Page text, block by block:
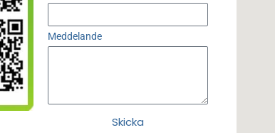
Meddelande
Skicka